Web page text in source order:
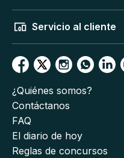
Servicio al cliente
¿Quiénes somos?
Contáctanos
FAQ
El diario de hoy
Reglas de concursos